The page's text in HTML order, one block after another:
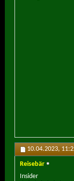
10.04.2023,
Reisebär
Insider